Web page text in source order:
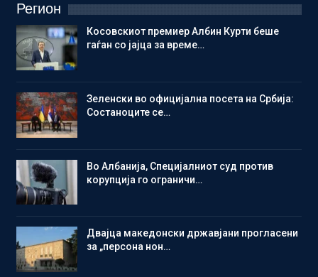
Регион
Косовскиот премиер Албин Курти беше
гаѓан со јајца за време…
Зеленски во официјална посета на Србија:
Состаноците се…
Во Албанија, Специјалниот суд против
корупција го ограничи…
Двајца македонски државјани прогласени
за „персона нон…